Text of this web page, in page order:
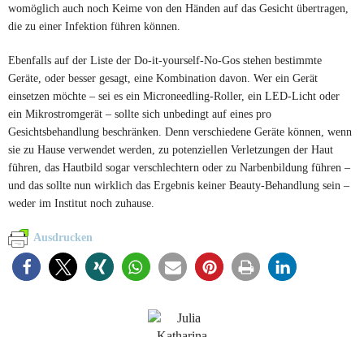
womöglich auch noch Keime von den Händen auf das Gesicht übertragen,
die zu einer Infektion führen können.
Ebenfalls auf der Liste der Do-it-yourself-No-Gos stehen bestimmte
Geräte, oder besser gesagt, eine Kombination davon. Wer ein Gerät
einsetzen möchte – sei es ein Microneedling-Roller, ein LED-Licht oder
ein Mikrostromgerät – sollte sich unbedingt auf eines pro
Gesichtsbehandlung beschränken. Denn verschiedene Geräte können, wenn
sie zu Hause verwendet werden, zu potenziellen Verletzungen der Haut
führen, das Hautbild sogar verschlechtern oder zu Narbenbildung führen –
und das sollte nun wirklich das Ergebnis keiner Beauty-Behandlung sein –
weder im Institut noch zuhause.
Ausdrucken